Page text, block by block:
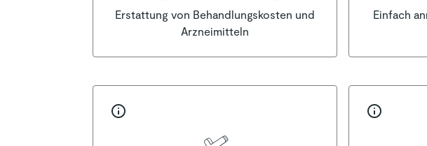
Erstattung von Behandlungskosten und
Arzneimitteln
Einfach